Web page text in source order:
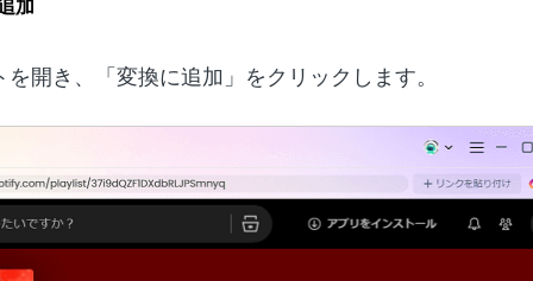
加
開き、「変換に追加」をクリックします。